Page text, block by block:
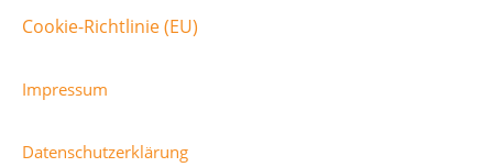
Cookie-Richtlinie (EU)
Impressum
Datenschutzerklärung